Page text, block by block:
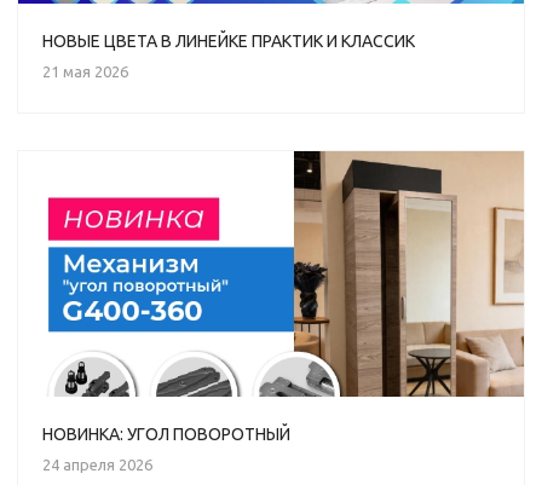
НОВЫЕ ЦВЕТА В ЛИНЕЙКЕ ПРАКТИК И КЛАССИК
21 мая 2026
НОВИНКА: УГОЛ ПОВОРОТНЫЙ
24 апреля 2026